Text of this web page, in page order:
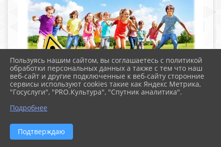
Уважаемые родители!
Пользуясь нашим сайтом, вы соглашаетесь с политикой
обработки персональных данных а также с тем что наш
веб-сайт и другие подключенные к веб-сайту сторонние
сервисы используют cookies такие как Яндекс Метрика,
"Госуслуги", "PRO.Культура", "Спутник аналитика".
Подробнее
Подтверждаю